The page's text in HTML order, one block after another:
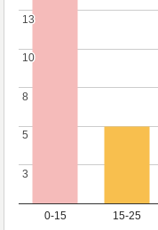
0-15 15-25
3
3
5
5
8
8
10
10
13
13